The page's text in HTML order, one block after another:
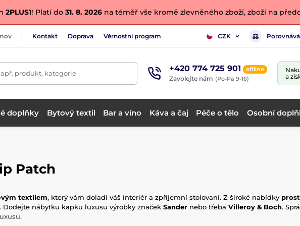
2PLUS1! Platí do31. 8. 2026na téměř vše kromě zlevněného zboží, zboží na
Kontakt Doprava Věrnostní program CZK
produkt, kategorie +420 774 725 901 offline
Zavolejte nám (Po-Pá 9-16)
a
doplňky Bytový textil Bar a víno Káva a čaj Péče o tělo Osobní
Patch
textilem, který vám doladí váš interiér a zpříjemní stolovaní. Z široké nabídky
Dodejte nábytku kapku luxusu výrobky značek Sander nebo třeba Villeroy & Boch.